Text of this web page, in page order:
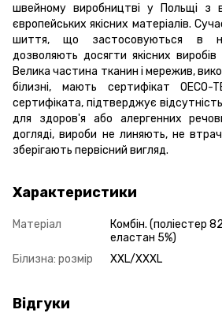
швейному виробництві у Польщі з
європейських якісних матеріалів.
шиття, що застосовуються в
дозволяють досягти якісних виробів
Велика частина тканин і мережив,
білизні, мають сертифікат OECO-
сертифіката, підтверджує
для здоров'я або алергенних
догляді, вироби не линяють, не
зберігають первісний вигляд.
Характеристики
Матеріал
Комбін. (поліестер
еластан 5%)
Білизна: розмір
XXL/XXXL
Відгуки